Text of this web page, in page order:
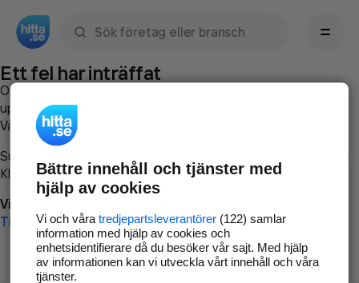
Ett fel har inträffat
Om du vill kan du
uppstod så att vi lättare och snabbare kan avhjälpa det.
Vänligen försök med följande:
Surfa till
Klicka påTillbaka-knappen i webbläsaren och försök igen
Vi beklagar besväret!
Till startsidan
Bättre innehåll och tjänster med
hjälp av cookies
Vi och våra tredjepartsleverantörer(122) samlar
information med hjälp av cookies och
enhetsidentifierare då du besöker vår sajt. Med hjälp
av informationen kan vi utveckla vårt innehåll och våra
tjänster.